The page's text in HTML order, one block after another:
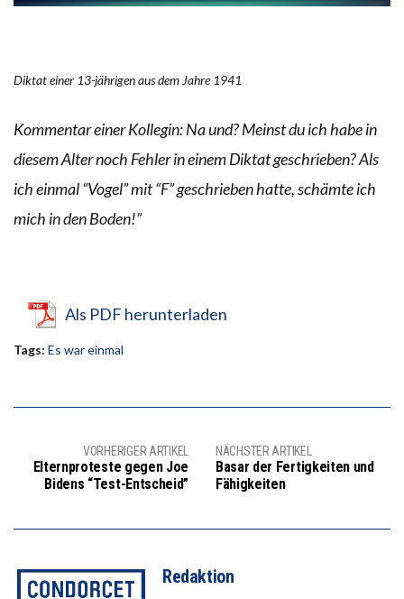
Diktat einer 13-jährigen aus dem Jahre 1941
Kommentar einer Kollegin: Na und? Meinst du ich habe in
diesem Alter noch Fehler in einem Diktat geschrieben? Als
ich einmal “Vogel” mit “F” geschrieben hatte, schämte ich
mich in den Boden!”
Als PDF herunterladen
Tags: Es war einmal
VORHERIGER ARTIKEL
Elternproteste gegen Joe
Bidens “Test-Entscheid”
NÄCHSTER ARTIKEL
Basar der Fertigkeiten und
Fähigkeiten
Redaktion